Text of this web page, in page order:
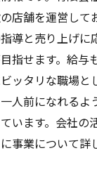
店舗を運営して
導と売り上げに
指せます。給与
ッタリな職場と
人前になれるよ
います。会社の
事業について詳